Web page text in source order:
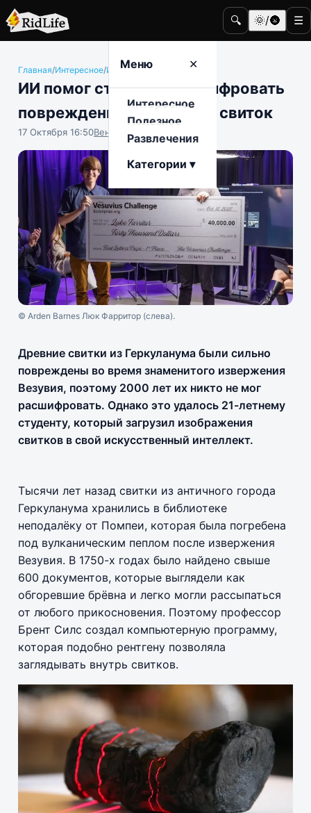
🔍 🌞/🌚 ☰
Меню ✕
Интересное
Полезное
Развлечения
Категории ▾
Главная/Интересное/История и археология
ИИ помог студенту расшифровать
поврежденный Везувием свиток
17 Октября 16:50Вениамин Ветролесов
© Arden Barnes Люк Фарритор (слева).
Древние свитки из Геркуланума были сильно
повреждены во время знаменитого извержения
Везувия, поэтому 2000 лет их никто не мог
расшифровать. Однако это удалось 21-летнему
студенту, который загрузил изображения
свитков в свой искусственный интеллект.
Тысячи лет назад свитки из античного города
Геркуланума хранились в библиотеке
неподалёку от Помпеи, которая была погребена
под вулканическим пеплом после извержения
Везувия. В 1750-х годах было найдено свыше
600 документов, которые выглядели как
обгоревшие брёвна и легко могли рассыпаться
от любого прикосновения. Поэтому профессор
Брент Силс создал компьютерную программу,
которая подобно рентгену позволяла
заглядывать внутрь свитков.